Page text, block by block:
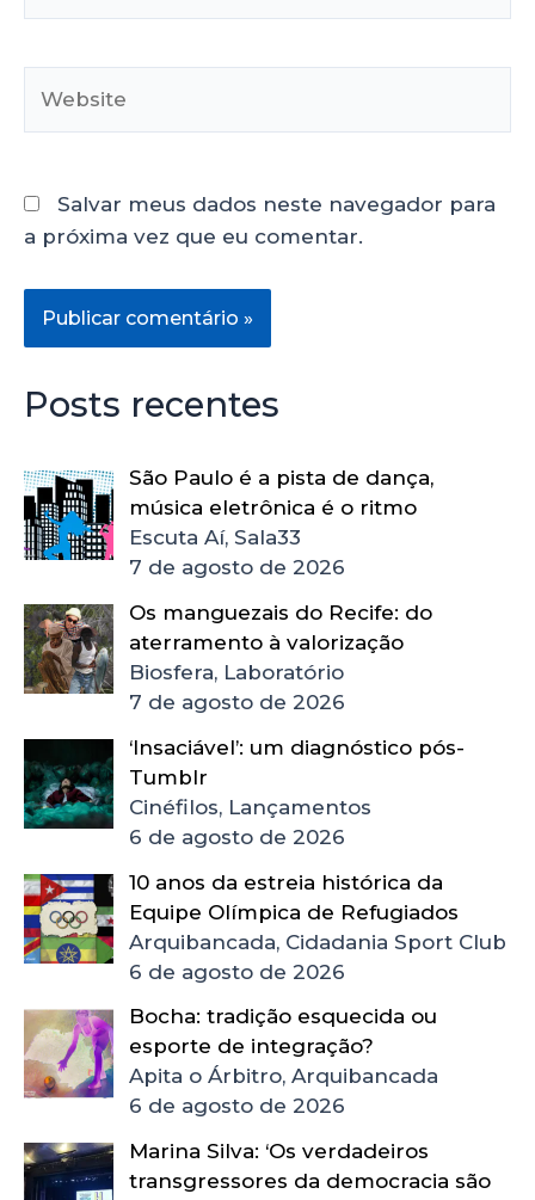
Salvar meus dados neste navegador para
a próxima vez que eu comentar.
Posts recentes
São Paulo é a pista de dança,
música eletrônica é o ritmo
Escuta Aí, Sala33
7 de agosto de 2026
Os manguezais do Recife: do
aterramento à valorização
Biosfera, Laboratório
7 de agosto de 2026
‘Insaciável’: um diagnóstico pós-
Tumblr
Cinéfilos, Lançamentos
6 de agosto de 2026
10 anos da estreia histórica da
Equipe Olímpica de Refugiados
Arquibancada, Cidadania Sport Club
6 de agosto de 2026
Bocha: tradição esquecida ou
esporte de integração?
Apita o Árbitro, Arquibancada
6 de agosto de 2026
Marina Silva: ‘Os verdadeiros
transgressores da democracia são